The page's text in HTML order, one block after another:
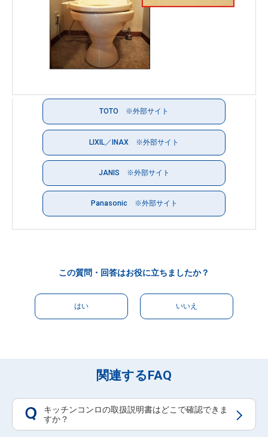
TOTO ※外部サイト
LIXIL／INAX ※外部サイト
JANIS ※外部サイト
Panasonic ※外部サイト
この質問・回答はお役に立ちましたか？
はい いいえ
関連するFAQ
キッチンコンロの取扱説明書はどこで確認できま
すか？